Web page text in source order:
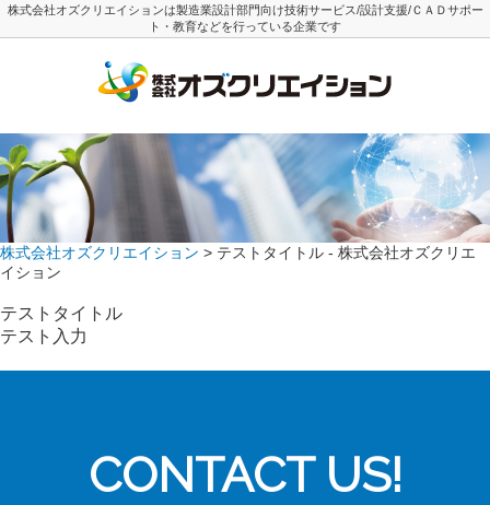
株式会社オズクリエイションは製造業設計部門向け技術サービス/設計支援/ＣＡＤサポー
ト・教育などを行っている企業です
株式会社オズクリエイション > テストタイトル - 株式会社オズクリエ
イション
テストタイトル
テスト入力
CONTACT US!